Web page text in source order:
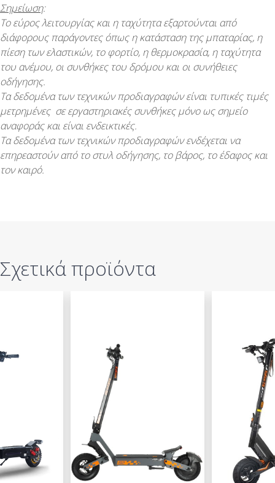
Σημείωση:
Το εύρος λειτουργίας και η ταχύτητα εξαρτούνται από
διάφορους παράγοντες όπως η κατάσταση της μπαταρίας, η
πίεση των ελαστικών, το φορτίο, η θερμοκρασία, η ταχύτητα
του ανέμου, οι συνθήκες του δρόμου και οι συνήθειες
οδήγησης.
Τα δεδομένα των τεχνικών προδιαγραφών είναι τυπικές τιμές
μετρημένες σε εργαστηριακές συνθήκες μόνο ως σημείο
αναφοράς και είναι ενδεικτικές.
Τα δεδομένα των τεχνικών προδιαγραφών ενδέχεται να
επηρεαστούν από το στυλ οδήγησης, το βάρος, το έδαφος και
τον καιρό.
Σχετικά προϊόντα